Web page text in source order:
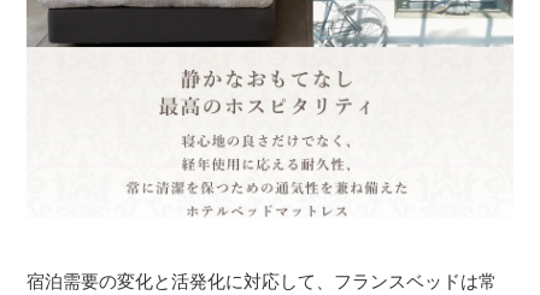
宿泊需要の変化と活発化に対応して、フランスベッドは常